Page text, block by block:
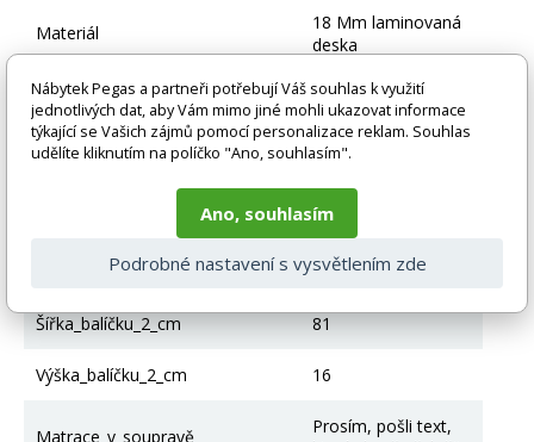
Materiál
18 Mm laminovaná
deska
Maximální zatížení 110
Včetně rámu Ano
Odpružené tyče
FLEX systEm
Horní plocha na spaní cm 160x80
Šířka_balíčku_2_cm 81
Výška_balíčku_2_cm 16
Matrace_v_soupravě
Prosím, pošli text,
Nábytek Pegas a partneři potřebují Váš souhlas k využití
jednotlivých dat, aby Vám mimo jiné mohli ukazovat informace
týkající se Vašich zájmů pomocí personalizace reklam. Souhlas
udělíte kliknutím na políčko "Ano, souhlasím".
Ano, souhlasím
Podrobné nastavení s vysvětlením zde